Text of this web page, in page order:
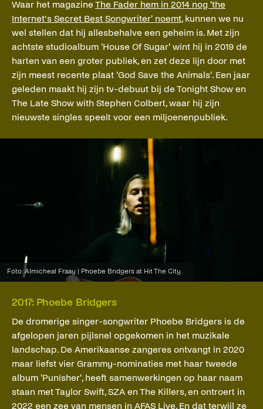
Waar het magazine The Fader hem in 2014 nog 'the
Internet’s Secret Best Songwriter' noemt, kunnen we nu
wel stellen dat hij allesbehalve een geheim is. Met zijn
achtste studioalbum 'House Of Sugar' wint hij in 2019 de
harten van een groter publiek, en zet deze lijn door met
zijn meest recente plaat 'God Save the Animals'. Een jaar
geleden maakt hij zijn tv-debuut bij de Tonight Show en
The Late Show with Stephen Colbert, waar hij zijn
nieuwste singles speelt voor een miljoenenpubliek.
Foto: Almicheal Fraay | Phoebe Bridgers at Hit The City
2017: Phoebe Bridgers
De dromerige singer-songwriter Phoebe Bridgers is de
afgelopen jaren pijlsnel opgekomen in het muzikale
landschap. De Amerikaanse zangeres ontvangt in 2020
maar liefst vier Grammy-nominaties met haar tweede
album 'Punisher', heeft samenwerkingen op haar naam
staan met Taylor Swift, SZA en The Killers, en ontroert in
2022 een zee van mensen in AFAS Live. En dat terwijl ze